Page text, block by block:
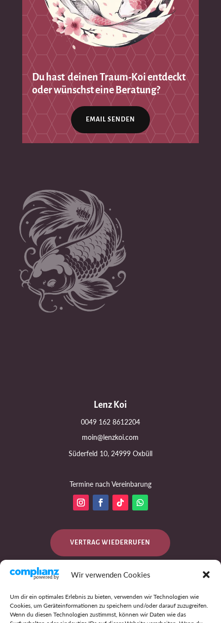
Wir verwenden Cookies
Um dir ein optimales Erlebnis zu bieten, verwenden wir Technologien wie
Cookies, um Geräteinformationen zu speichern und/oder darauf zuzugreifen.
Wenn du diesen Technologien zustimmst, können wir Daten wie das
Du hast deinen Traum-Koi entdeckt
oder wünschst eine Beratung?
EMAIL SENDEN
Lenz Koi
0049 162 8612204
moin@lenzkoi.com
Süderfeld 10, 24999 Oxbüll
Termine nach Vereinbarung
VERTRAG WIEDERRUFEN